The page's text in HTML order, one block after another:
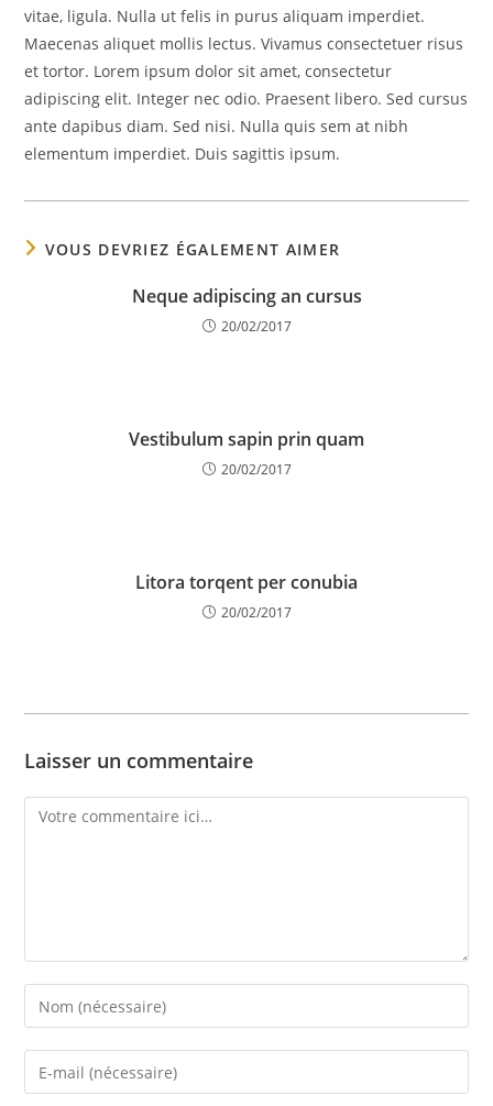
vitae, ligula. Nulla ut felis in purus aliquam imperdiet.
Maecenas aliquet mollis lectus. Vivamus consectetuer risus
et tortor. Lorem ipsum dolor sit amet, consectetur
adipiscing elit. Integer nec odio. Praesent libero. Sed cursus
ante dapibus diam. Sed nisi. Nulla quis sem at nibh
elementum imperdiet. Duis sagittis ipsum.
VOUS DEVRIEZ ÉGALEMENT AIMER
Neque adipiscing an cursus
20/02/2017
Vestibulum sapin prin quam
20/02/2017
Litora torqent per conubia
20/02/2017
Laisser un commentaire
Comment
Enter
your
name
Enter
your